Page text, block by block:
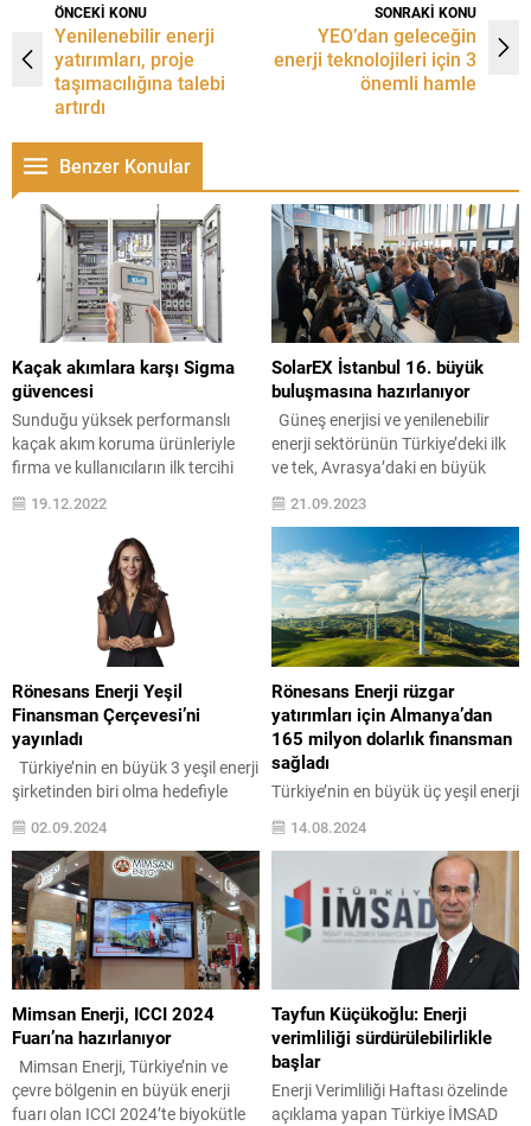
ÖNCEKİ KONU
Yenilenebilir enerji
yatırımları, proje
taşımacılığına talebi
artırdı
SONRAKİ KONU
YEO’dan geleceğin
enerji teknolojileri için 3
önemli hamle
Benzer Konular
Kaçak akımlara karşı Sigma
güvencesi
Sunduğu yüksek performanslı
kaçak akım koruma ürünleriyle
firma ve kullanıcıların ilk tercihi
olan Sigma Elektrik, Kaçak Akım
Koruma Test Cihazı ile kaçak
akım koruması yapan cihazların
doğru çalışıp çalışmadığını
kontrol ederek yangınlara,
yaralanmalara ve ölümlere sebep
olacak kaza risklerinin önüne
geçiyor. Sigma Elektrik, kaçak
akım koruma uygulamalarında
kalite ve...
19.12.2022
SolarEX İstanbul 16. büyük
buluşmasına hazırlanıyor
Güneş enerjisi ve yenilenebilir
enerji sektörünün Türkiye’deki ilk
ve tek, Avrasya’daki en büyük
uluslararası etkinliği SolarEX
İstanbul, her yıl artan katılımcı ve
ziyaretçi sayısı ile 4-6 Nisan 2024
tarihlerinde İstanbul Fuar
Merkezi’nde 16.kez kapılarını
açmaya hazırlanıyor. Voli Fuar
Hizmetleri ev sahipliğinde
geleneksel olarak gerçekleştirilen
SolarEX İstanbul, güneş enerjisi
ve...
21.09.2023
Rönesans Enerji Yeşil
Finansman Çerçevesi’ni
yayınladı
Türkiye’nin en büyük 3 yeşil enerji
şirketinden biri olma hedefiyle
yatırımlarını hızla sürdüren
Rönesans Enerji, SPK yeşil
borçlanma araçları kriterlerine
uyumu da içeren özellikleriyle
sektörde ilklerden biri olma özelliği
taşıyan Yeşil Finansman
Çerçevesi’ni yayınladı. Yeşil
Finansman Çerçevesi’nin
hazırlanma ve yayınlanma
sürecinde ING Grubu
sürdürülebilirlik danışmanı olarak
yer aldı. Rönesans...
02.09.2024
Rönesans Enerji rüzgar
yatırımları için Almanya’dan
165 milyon dolarlık finansman
sağladı
Türkiye’nin en büyük üç yeşil enerji
şirketinden biri olma hedefi
doğrultusundaki çalışmalarına hız
veren Rönesans Holding ve
TotalEnergies ortaklığındaki
Rönesans Enerji, Almanya Federal
Cumhuriyeti’nin ihracat kredi
garantisi desteğiyle 15 yıl vadeli
165 milyon dolarlık finansman
sağladı. Rönesans Enerji’nin
hayata geçireceği projeler için
Alman İhracat Kredi Ajansı (ECA)
garantisi
ile alınan finansmanda HSBC;
14.08.2024
Mimsan Enerji, ICCI 2024
Fuarı’na hazırlanıyor
Mimsan Enerji, Türkiye’nin ve
çevre bölgenin en büyük enerji
fuarı olan ICCI 2024’te biyokütle
Tayfun Küçükoğlu: Enerji
verimliliği sürdürülebilirlikle
başlar
Enerji Verimliliği Haftası özelinde
açıklama yapan Türkiye İMSAD